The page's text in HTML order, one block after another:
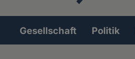
Hauptnavigation
Gesellschaft Politik